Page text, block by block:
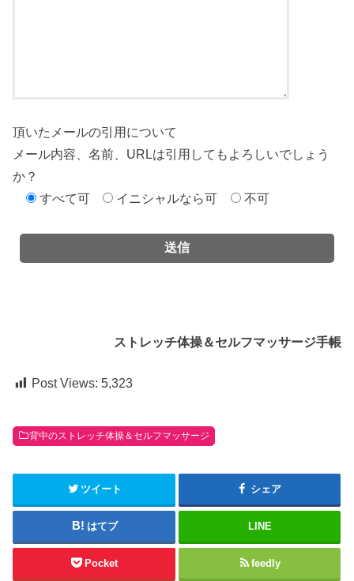
頂いたメールの引用について
メール内容、名前、URLは引用してもよろしいでしょう
か？
すべて可
イニシャルなら可 不可
ストレッチ体操＆セルフマッサージ手帳
Post Views:5,323
背中のストレッチ体操＆セルフマッサージ
ツイート シェア
はてブ LINE
Pocket feedly